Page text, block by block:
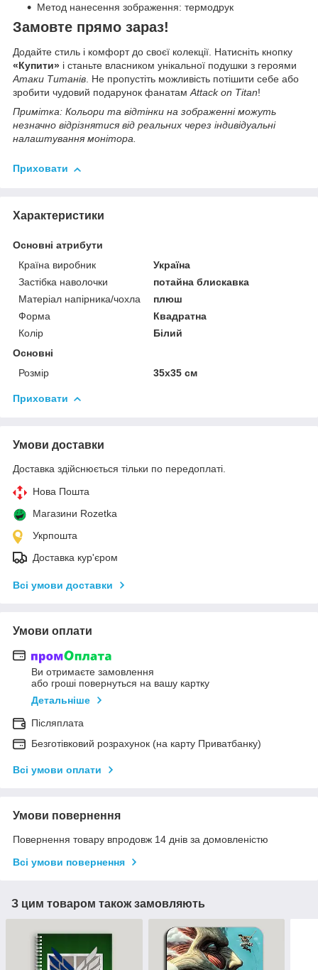
Метод нанесення зображення: термодрук
Замовте прямо зараз!
Додайте стиль і комфорт до своєї колекції. Натисніть кнопку
«Купити» і станьте власником унікальної подушки з героями
Атаки Титанів. Не пропустіть можливість потішити себе або
зробити чудовий подарунок фанатамAttack on Titan!
Примітка: Кольори та відтінки на зображенні можуть
незначно відрізнятися від реальних через індивідуальні
налаштування монітора.
Приховати
Характеристики
Основні атрибути
Країна виробник
Україна
Застібка наволочки
потайна блискавка
Матеріал напірника/чохла
плюш
Форма
Квадратна
Колір
Білий
Основні
Розмір
35x35 см
Приховати
Умови доставки
Доставка здійснюється тільки по передоплаті.
Нова Пошта
Магазини Rozetka
Укрпошта
Доставка кур'єром
Всі умови доставки
Умови оплати
Ви отримаєте замовлення
або гроші повернуться на вашу картку
Детальніше
Післяплата
Безготівковий розрахунок (на карту Приватбанку)
Всі умови оплати
Умови повернення
Повернення товару впродовж 14 днів за домовленістю
Всі умови повернення
З цим товаром також замовляють